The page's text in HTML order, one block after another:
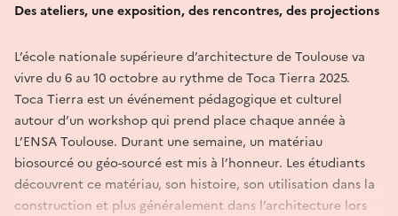
Des ateliers, une exposition, des rencontres, des projections
L’école nationale supérieure d’architecture de Toulouse va
vivre du 6 au 10 octobre au rythme de Toca Tierra 2025.
Toca Tierra est un événement pédagogique et culturel
autour d’un workshop qui prend place chaque année à
L’ENSA Toulouse. Durant une semaine, un matériau
biosourcé ou géo-sourcé est mis à l’honneur. Les étudiants
découvrent ce matériau, son histoire, son utilisation dans la
construction et plus généralement dans l’architecture lors